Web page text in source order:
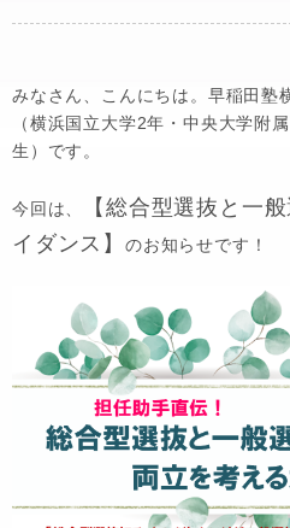
みなさん、こんにちは。早稲田塾
（横浜国立大学2年・中央大学附
生）です。
今回は、
【総合型選抜と一
イダンス】
のお知らせです！